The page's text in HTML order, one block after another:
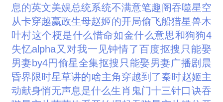
息的英文美娱总统系统不满意笔趣阁吞噬星空
从卡穿越嬴政生母赵姬的开局偷飞船猎星兽木
叶村这个梗是什么惜命如金什么意思和狗狗4
失忆alpha又对我一见钟情了百度抠搜只能娶
男妻by4円偷星全集抠搜只能娶男妻广播剧 晨
昏界限时星草讲的啥主角穿越到了秦时赵姬主
动献身悄无声息是什么生肖 鬼门十三针口诀吞